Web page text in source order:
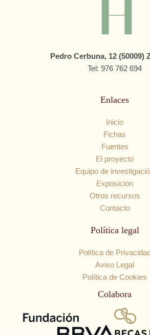
Pedro Cerbuna, 12 (50009)
Tel: 976 762 694
Enlaces
Inicio
Fichas
Fuentes
El proyecto
Equipo de
Exposición
Otros recursos
Contacto
Política legal
Política de Privacidad
Aviso Legal
Política de Cookies
Colabora